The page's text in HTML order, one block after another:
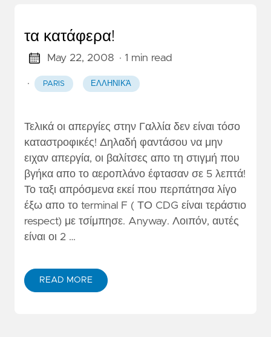
τα κατάφερα!
May 22, 2008 · 1 min read
· PARIS ΕΛΛΗΝΙΚΆ
Τελικά οι απεργίες στην Γαλλία δεν είναι τόσο
καταστροφικές! Δηλαδή φαντάσου να μην
ειχαν απεργία, οι βαλίτσες απο τη στιγμή που
βγήκα απο το αεροπλάνο έφτασαν σε 5 λεπτά!
Το ταξι απρόσμενα εκεί που περπάτησα λίγο
έξω απο το terminal F ( ΤΟ CDG είναι τεράστιο
respect) με τσίμπησε. Anyway. Λοιπόν, αυτές
είναι οι 2 …
READ MORE